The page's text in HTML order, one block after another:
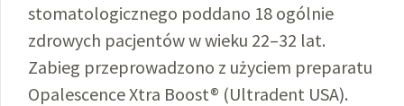
stomatologicznego poddano 18 ogólnie
zdrowych pacjentów w wieku 22–32 lat.
Zabieg przeprowadzono z użyciem preparatu
Opalescence Xtra Boost® (Ultradent USA).